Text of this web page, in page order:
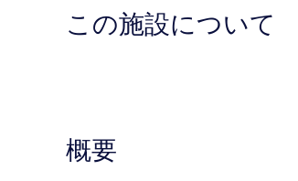
この施設について
概要